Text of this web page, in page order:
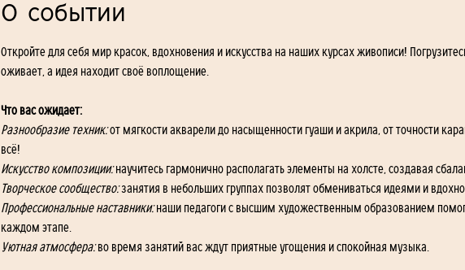
О событии
Откройте для себя мир красок, вдохновения и искусства на наших курсах живописи!
оживает, а идея находит своё воплощение.
Что вас ожидает:
Разнообразие техник: от мягкости акварели до насыщенности гуаши и акрила, от точности
всё!
Искусство композиции: научитесь гармонично располагать элементы на холсте, создавая
Творческое сообщество: занятия в небольших группах позволят обмениваться идеями и
Профессиональные наставники: наши педагоги с высшим художественным образованием
каждом этапе.
Уютная атмосфера: во время занятий вас ждут приятные угощения и спокойная музыка.